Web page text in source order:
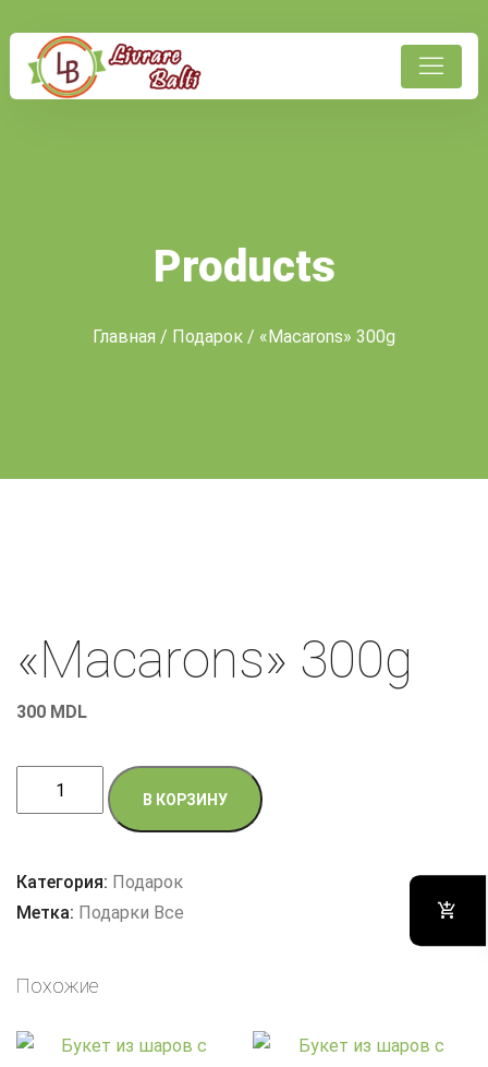
Products
Главная / Подарок / «Macarons» 300g
«Macarons» 300g
300 MDL
Количество
товара
300g
В КОРЗИНУ
Категория: Подарок
Метка: Подарки Все
Похожие